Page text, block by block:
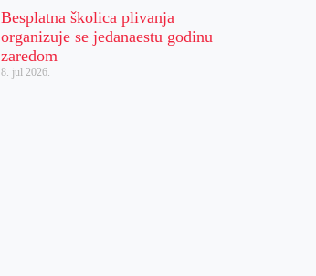
Besplatna školica plivanja
organizuje se jedanaestu godinu
zaredom
8. jul 2026.